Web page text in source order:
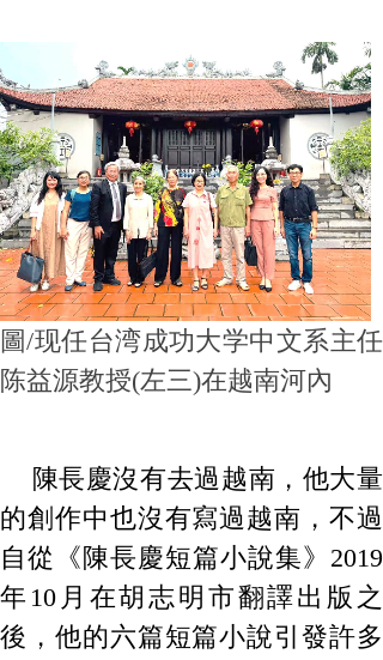
圖/现任台湾成功大学中文系主任
陈益源教授(左三)在越南河內
陳長慶沒有去過越南，他大量
的創作中也沒有寫過越南，不過
自從《陳長慶短篇小說集》2019
年10月在胡志明市翻譯出版之
後，他的六篇短篇小說引發許多